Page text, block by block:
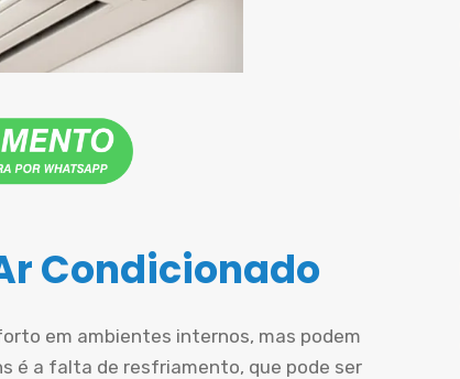
Condicionado
em ambientes internos, mas podem
é a falta de resfriamento, que pode ser